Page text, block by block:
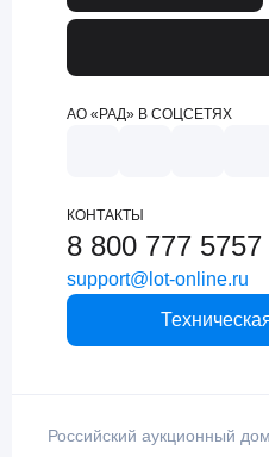
АО «РАД» В СОЦСЕТЯХ
КОНТАКТЫ
8 800 777 5757
support@lot-online.ru
Российский аукционный